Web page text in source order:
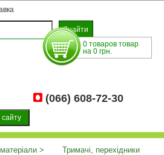
0 товаров товар
на 0 грн.
(066) 608-72-30
сайту
Тримачі, перехідники